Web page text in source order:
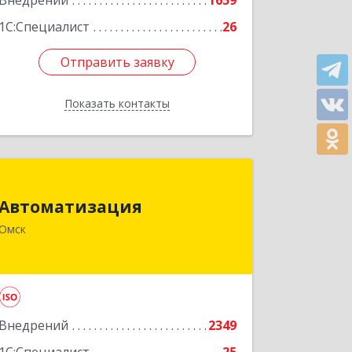
1С:Специалист
26
Отправить заявку
Показать контакты
Отправить заявку
Назад
Внедрений
2349
644024, Омская обл, Омск г, Маршала
Жукова угол 10 лет Октября, дом №